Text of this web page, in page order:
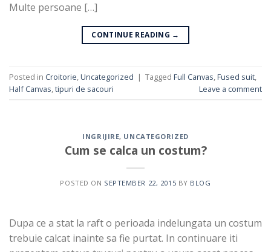
Multe persoane […]
CONTINUE READING →
Posted in Croitorie,Uncategorized | Tagged Full Canvas,Fused suit,
Half Canvas,tipuri de sacouri Leave a comment
INGRIJIRE, UNCATEGORIZED
Cum se calca un costum?
POSTED ON SEPTEMBER 22, 2015 BY BLOG
Dupa ce a stat la raft o perioada indelungata un costum
trebuie calcat inainte sa fie purtat. In continuare iti